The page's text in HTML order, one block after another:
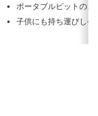
ポータブルピットのよ
子供にも持ち運びしや